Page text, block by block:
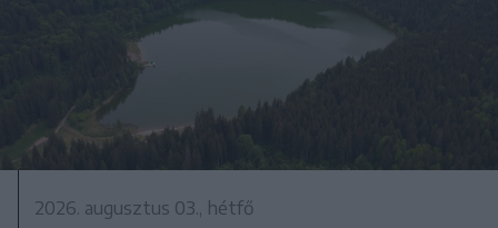
2026. augusztus 03., hétfő